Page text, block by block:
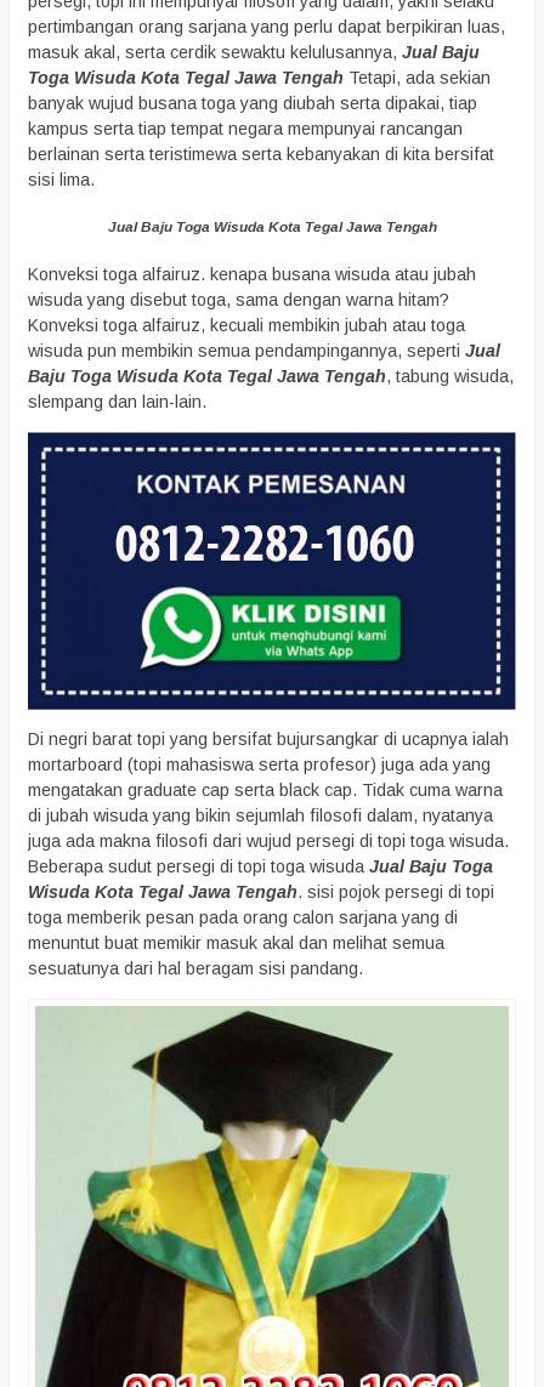
pertimbangan orang sarjana yang perlu dapat berpikiran luas,
masuk akal, serta cerdik sewaktu kelulusannya, Jual Baju
Toga Wisuda Kota Tegal Jawa Tengah Tetapi, ada sekian
banyak wujud busana toga yang diubah serta dipakai, tiap
kampus serta tiap tempat negara mempunyai rancangan
berlainan serta teristimewa serta kebanyakan di kita bersifat
sisi lima.
Jual Baju Toga Wisuda Kota Tegal Jawa Tengah
Konveksi toga alfairuz. kenapa busana wisuda atau jubah
wisuda yang disebut toga, sama dengan warna hitam?
Konveksi toga alfairuz, kecuali membikin jubah atau toga
wisuda pun membikin semua pendampingannya, seperti Jual
Baju Toga Wisuda Kota Tegal Jawa Tengah, tabung wisuda,
slempang dan lain-lain.
Di negri barat topi yang bersifat bujursangkar di ucapnya ialah
mortarboard (topi mahasiswa serta profesor) juga ada yang
mengatakan graduate cap serta black cap. Tidak cuma warna
di jubah wisuda yang bikin sejumlah filosofi dalam, nyatanya
juga ada makna filosofi dari wujud persegi di topi toga wisuda.
Beberapa sudut persegi di topi toga wisuda Jual Baju Toga
Wisuda Kota Tegal Jawa Tengah. sisi pojok persegi di topi
toga memberik pesan pada orang calon sarjana yang di
menuntut buat memikir masuk akal dan melihat semua
sesuatunya dari hal beragam sisi pandang.